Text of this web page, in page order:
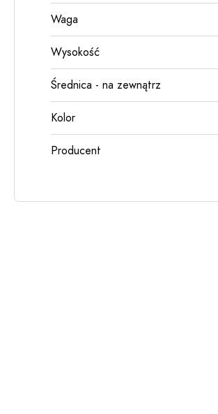
Waga
Wysokość
Średnica - na zewnątrz
Kolor
Producent